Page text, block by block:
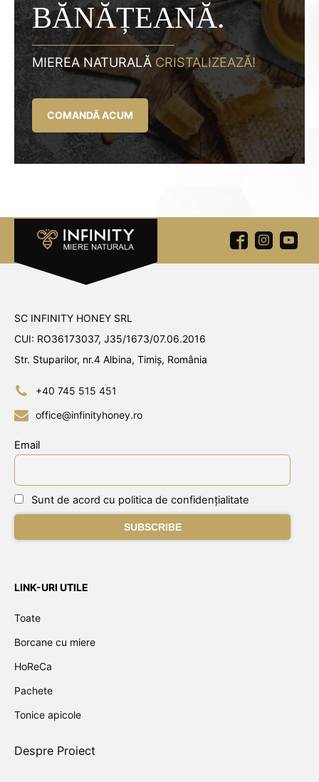
BĂNĂȚEANĂ.
MIEREA NATURALĂ CRISTALIZEAZĂ!
COMANDĂ ACUM
SC INFINITY HONEY SRL
CUI: RO36173037, J35/1673/07.06.2016
Str. Stuparilor, nr.4 Albina, Timiș, România
+40 745 515 451
office@infinityhoney.ro
Email
Sunt de acord cu politica de confidențialitate
LINK-URI UTILE
Toate
Borcane cu miere
HoReCa
Pachete
Tonice apicole
Despre Proiect